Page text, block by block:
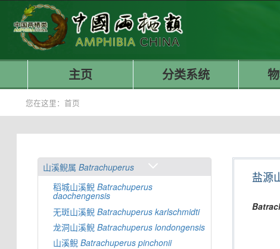
主页 分类系统
您在这里：首页
山溪鲵属Batrachuperus
稻城山溪鲵Batrachuperus
daochengensis
无斑山溪鲵Batrachuperus karlschmidti
龙洞山溪鲵Batrachuperus londongensis
山溪鲵Batrachuperus pinchonii
盐源